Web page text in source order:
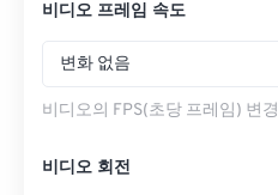
비디오 프레임 속도
변화 없음
비디오의 FPS(초당 프레임) 변경
비디오 회전